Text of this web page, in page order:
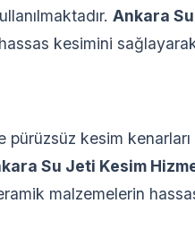
Ankara
kesimini
pürüzsüz kesim
Su Jeti Kesim
malzemelerin